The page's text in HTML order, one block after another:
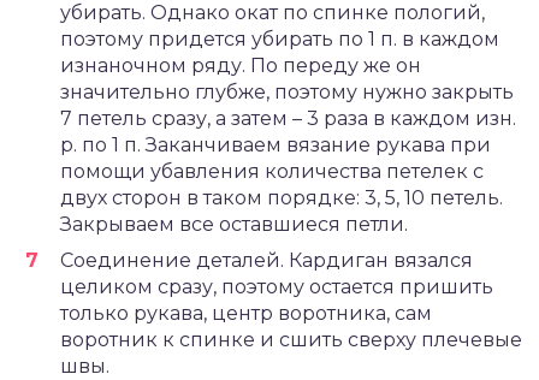
убирать. Однако окат по спинке пологий,
поэтому придется убирать по 1 п. в каждом
изнаночном ряду. По переду же он
значительно глубже, поэтому нужно закрыть
7 петель сразу, а затем – 3 раза в каждом изн.
р. по 1 п. Заканчиваем вязание рукава при
помощи убавления количества петелек с
двух сторон в таком порядке: 3, 5, 10 петель.
Закрываем все оставшиеся петли.
Соединение деталей. Кардиган вязался
целиком сразу, поэтому остается пришить
только рукава, центр воротника, сам
воротник к спинке и сшить сверху плечевые
швы.